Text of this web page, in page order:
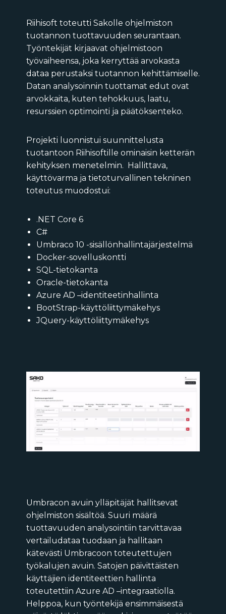
Riihisoft toteutti Sakolle ohjelmiston
tuotannon tuottavuuden seurantaan.
Työntekijät kirjaavat ohjelmistoon
työvaiheensa, joka kerryttää arvokasta
dataa perustaksi tuotannon kehittämiselle.
Datan analysoinnin tuottamat edut ovat
arvokkaita, kuten tehokkuus, laatu,
resurssien optimointi ja päätöksenteko.
Projekti luonnistui suunnittelusta
tuotantoon Riihisoftille ominaisin ketterän
kehityksen menetelmin. Hallittava,
käyttövarma ja tietoturvallinen tekninen
toteutus muodostui:
.NET Core 6
C#
Umbraco 10 -sisällönhallintajärjestelmä
Docker-sovelluskontti
SQL-tietokanta
Oracle-tietokanta
Azure AD –identiteetinhallinta
BootStrap-käyttöliittymäkehys
JQuery-käyttöliittymäkehys
Umbracon avuin ylläpitäjät hallitsevat
ohjelmiston sisältöä. Suuri määrä
tuottavuuden analysointiin tarvittavaa
vertailudataa tuodaan ja hallitaan
kätevästi Umbracoon toteutettujen
työkalujen avuin. Satojen päivittäisten
käyttäjien identiteettien hallinta
toteutettiin Azure AD –integraatiolla.
Helppoa, kun työntekijä ensimmäisestä